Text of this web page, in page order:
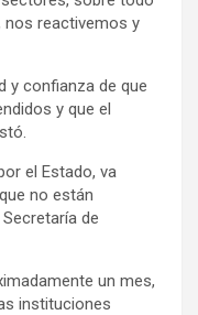
nos reactivemos y
y confianza de que
y que el
el Estado, va
no están
de
un mes,
instituciones